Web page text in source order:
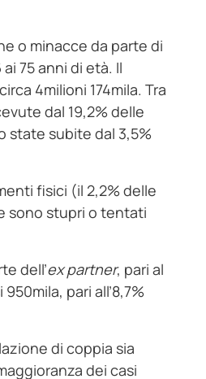
o minacce da parte di
75 anni di età. Il
4milioni 174mila. Tra
dal 19,2% delle
state subite dal 3,5%
fisici (il 2,2% delle
sono stupri o tentati
dell’expartner, pari al
pari all’8,7%
di coppia sia
dei casi